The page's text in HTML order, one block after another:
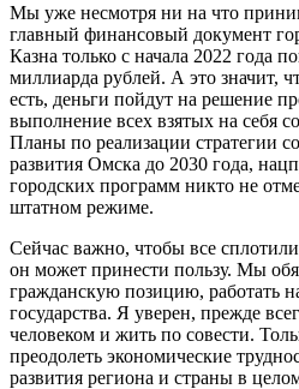
Мы уже несмотря ни на что
главный финансовый документ
Казна только с начала 2022 года
миллиарда рублей. А это значит,
есть, деньги пойдут на решение
выполнение всех взятых на себя
Планы по реализации стратегии
развития Омска до 2030 года,
городских программ никто не
штатном режиме.
Сейчас важно, чтобы все
он может принести пользу. Мы
гражданскую позицию, работать
государства. Я уверен, прежде
человеком и жить по совести.
преодолеть экономические
развития региона и страны в